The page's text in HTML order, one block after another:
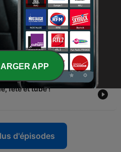
: Frank Ocean, Dean
Beyonce, PNL,
fête et tube !
d'épisodes
APP